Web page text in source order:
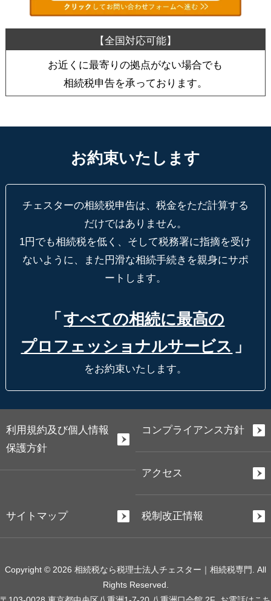
お近くに最寄りの拠点がない場合でも
相続税申告を承っております。
お約束いたします
チェスターの相続税申告は、税金をただ計算する
だけではありません。
1円でも相続税を低く、そして税務署に指摘を受け
ないように、
また円滑な相続手続きを親身にサポ
ートします。
「 すべての相続に最高の
プロフェッショナルサービス 」
をお約束いたします。
利用規約及び個人情報
保護方針
コンプライアンス方針
アクセス
サイトマップ 税制改正情報
Copyright © 2026 相続税なら税理士法人チェスター｜相続税専門. All
Rights Reserved.